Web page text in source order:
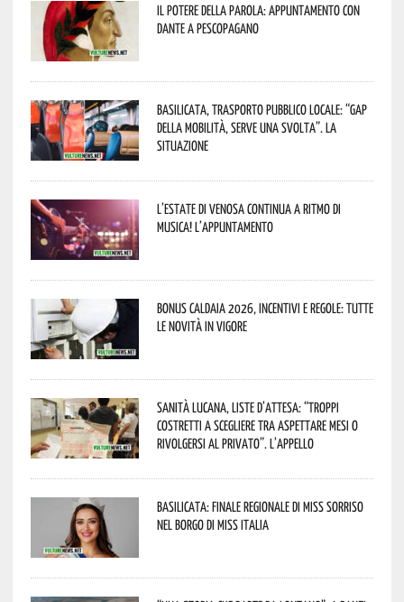
Il Potere della parola: appuntamento con
Dante a Pescopagano
Basilicata, trasporto pubblico locale: “Gap
della mobilità, serve una svolta”. La
situazione
L’estate di Venosa continua a ritmo di
musica! L’appuntamento
Bonus caldaia 2026, incentivi e regole: tutte
le novità in vigore
Sanità lucana, liste d’attesa: “Troppi
costretti a scegliere tra aspettare mesi o
rivolgersi al privato”. L’appello
Basilicata: finale regionale di Miss Sorriso
nel borgo di Miss Italia